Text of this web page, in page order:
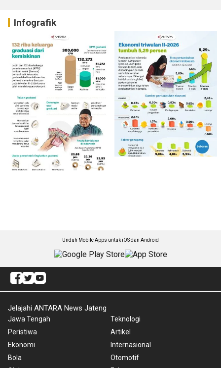
Infografik
Unduh Mobile Apps untuk iOS dan Android
Jelajahi ANTARA News Jateng
Jawa Tengah
Peristiwa
Ekonomi
Bola
Teknologi
Artikel
Internasional
Otomotif